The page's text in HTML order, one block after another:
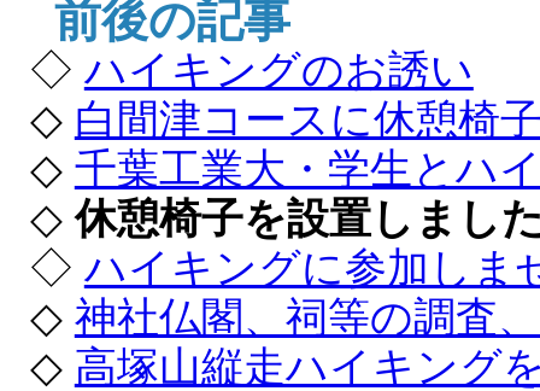
前後の記事
◇ ハイキングのお誘い
◇ 白間津コースに休憩椅
◇ 千葉工業大・学生とハ
◇休憩椅子を設置しまし
◇ ハイキングに参加しま
◇ 神社仏閣、祠等の調査
◇ 高塚山縦走ハイキング